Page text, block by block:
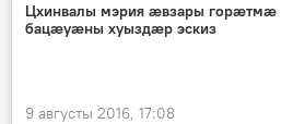
Цхинвалы мэрия ӕвзары горӕтмӕ
бацӕуӕны хуыздӕр эскиз
9 августы 2016, 17:08